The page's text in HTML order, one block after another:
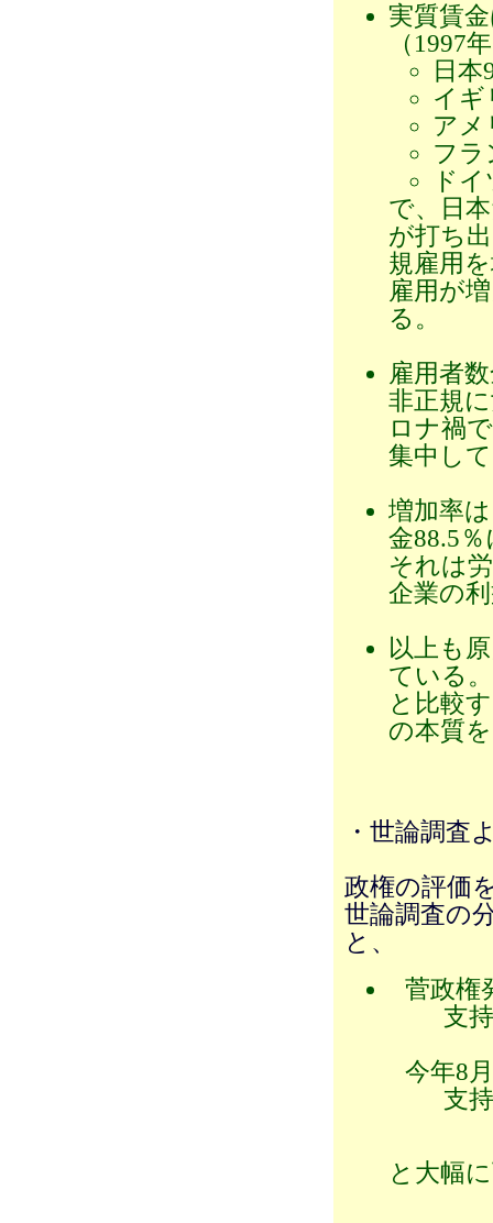
実質賃
（1997
日本
イギ
アメ
フラ
ド
で、日
が打ち
規雇用
雇用が
る。
雇用者
非正規
ロナ禍
集中し
増加率
金88.5
それは
企業の
以上も
ている
と比較
の本質
・世論調査
政権の評価
世論調査の
と、
菅政権
支
今年8
支
と大幅